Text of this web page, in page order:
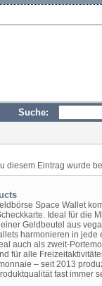
Suche:
diesem Eintrag wurde
Space Wallet
Ideal für die
Geldbeutel aus
harmonieren in
auch als zweit-
für alle
– seit 2013
fast immer